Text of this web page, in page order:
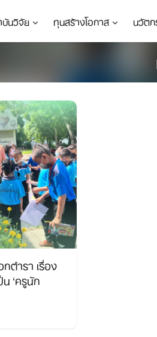
นวิจัย ทุนสร้างโอกาส นวัต
ตำรา เรื่อง
‘ครูนัก